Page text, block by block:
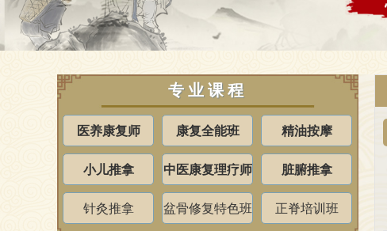
专业课程
医养康复师 康复全能班 精油按摩
小儿推拿 中医康复理疗师 脏腑推拿
针灸推拿 盆骨修复特色班 正脊培训班